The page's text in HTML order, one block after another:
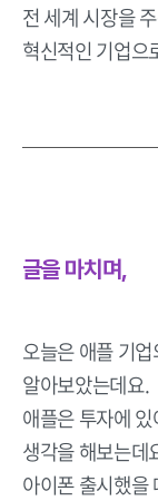
전 세계 시장을
혁신적인 기업으
글을 마치며,
오늘은 애플 기
알아보았는데요.
애플은 투자에
생각을 해보는데
아이폰 출시했을